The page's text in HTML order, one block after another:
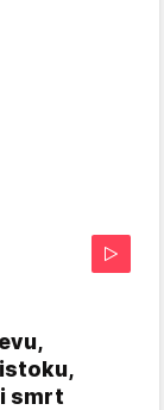
smrt